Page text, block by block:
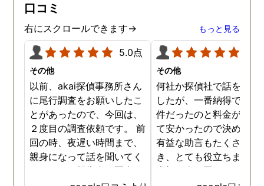
口コミ
右にスクロールできます→ もっと見る
5.0点
その他
以前、akai探偵事務所さん
に尾行調査をお願いしたこ
とがあったので、今回は、
２度目の調査依頼です。 前
回の時、夜遅い時間まで、
親身になって話を聞いてく
れたのと、報告書の写真
その他
何社か探偵社で話を聞き
したが、一番納得できる
件だったのと料金が比較
て安かったので決めまし
有益な助言もたくさん頂
き、とても役立ちました
大切な人が困っていたら